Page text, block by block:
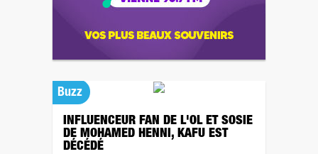
Buzz
INFLUENCEUR FAN DE L'OL ET SOSIE
DE MOHAMED HENNI, KAFU EST
DÉCÉDÉ